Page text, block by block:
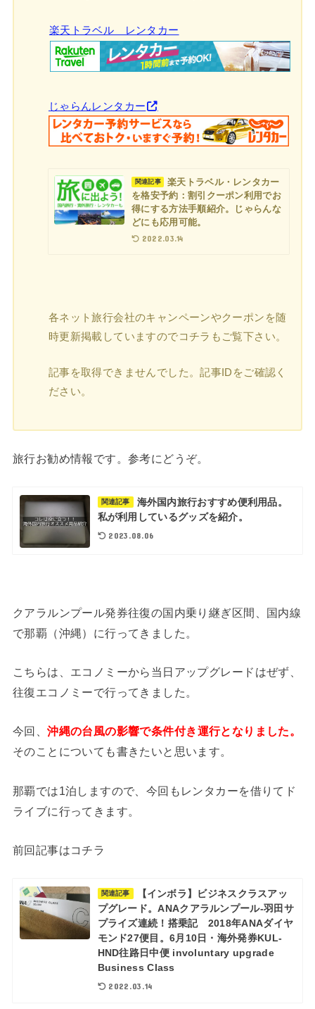
楽天トラベル レンタカー
じゃらんレンタカー
関連記事
楽天トラベル・レンタカー
を格安予約：割引クーポン利用でお
得にする方法手順紹介。じゃらんな
どにも応用可能。
2022.03.14
各ネット旅行会社のキャンペーンやクーポンを随
時更新掲載していますのでコチラもご覧下さい。
記事を取得できませんでした。記事IDをご確認く
ださい。
旅行お勧め情報です。参考にどうぞ。
関連記事
海外国内旅行おすすめ便利用品。
私が利用しているグッズを紹介。
2023.08.06
クアラルンプール発券往復の国内乗り継ぎ区間、国内線
で那覇（沖縄）に行ってきました。
こちらは、エコノミーから当日アップグレードはぜず、
往復エコノミーで行ってきました。
今回、沖縄の台風の影響で条件付き運行となりました。
そのことについても書きたいと思います。
那覇では1泊しますので、今回もレンタカーを借りてド
ライブに行ってきます。
前回記事はコチラ
関連記事
【インボラ】ビジネスクラスアッ
プグレード。ANAクアラルンプール-羽田サ
プライズ連続！搭乗記 2018年ANAダイヤ
モンド27便目。6月10日・海外発券KUL-
HND往路日中便 involuntary upgrade
Business Class
2022.03.14